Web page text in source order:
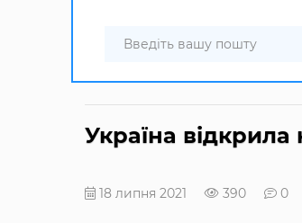
Україна
18 липня 2021 390 0